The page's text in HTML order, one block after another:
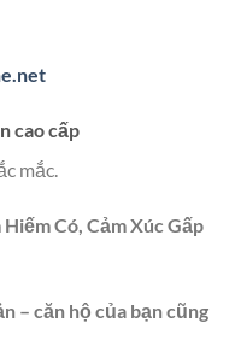
cao cấp
mắc.
Có, Cảm Xúc Gấp
– căn hộ của bạn cũng